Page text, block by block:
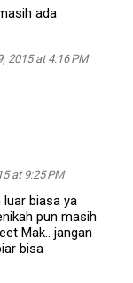
ada
2015 at 4:16 PM
at 9:25 PM
luar biasa ya
pun masih
Mak.. jangan
bisa